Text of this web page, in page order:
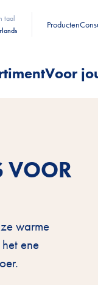
taal
Producten
Voor
VOOR
warme
ene